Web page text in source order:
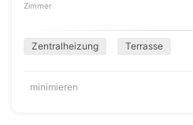
Zimmer
Zentralheizung Terrasse
minimieren